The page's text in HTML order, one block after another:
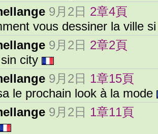
9月2日 2章4頁
vous dessiner la ville
9月2日 2章2頁
city
9月2日 1章15頁
le prochain look à la mode
9月2日 1章11頁